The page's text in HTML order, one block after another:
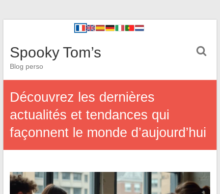
Spooky Tom’s
Blog perso
Découvrez les dernières
actualités et tendances qui
façonnent le monde d’aujourd’hui